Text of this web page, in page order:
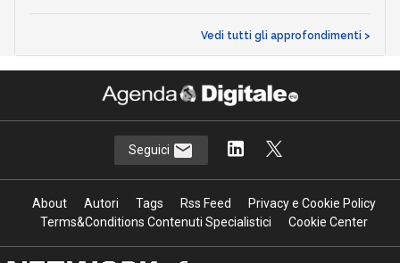
Vedi tutti gli approfondimenti >
Seguici
About Autori Tags Rss Feed
Privacy e Cookie Policy
Terms&Conditions Contenuti Specialistici
Cookie Center